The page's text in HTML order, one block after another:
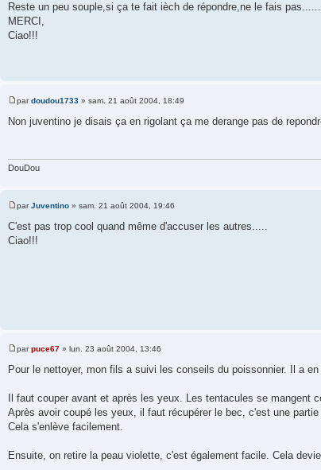
g
e
Reste un peu souple,si ça te fait ièch de répondre,ne le fais pas.......
MERCI,
Ciao!!!
M
s
e
pardoudou1733 » sam. 21 août 2004, 18:49
Non juventino je disais ça en rigolant ça me derange pas de
DouDou
M
e
s
s
parJuventino » sam. 21 août 2004, 19:46
C'est pas trop cool quand même d'accuser les autres.....
Ciao!!!
M
e
s
a
g
e
parpuce67 » lun. 23 août 2004, 13:46
Pour le nettoyer, mon fils a suivi les conseils du poissonnier. Il a
Il faut couper avant et après les yeux. Les tentacules se mangent
Après avoir coupé les yeux, il faut récupérer le bec, c'est une
Cela s'enlève facilement.
Ensuite, on retire la peau violette, c'est également facile. Cela